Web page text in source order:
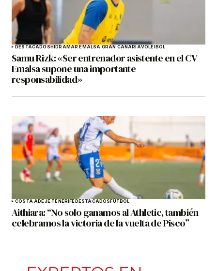
DESTACADOSHIDRAMAR EMALSA GRAN CANARIAVOLEIBOL
Samu Rizk: «Ser entrenador asistente en el CV
Emalsa supone una importante
responsabilidad»
COSTA ADEJE TENERIFEDESTACADOSFÚTBOL
Aithiara: “No solo ganamos al Athletic, también
celebramos la victoria de la vuelta de Pisco”